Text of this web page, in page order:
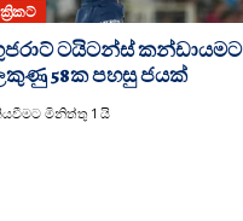
ක්‍රිකට්
ටයිටන්ස් කන්ඩායමට
58ක පහසු ජයක්
මිනිත්තු 1 යි